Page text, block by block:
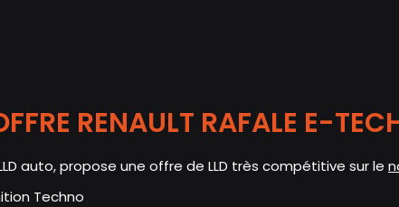
RENAULT RAFALE E-
auto,propose une offre de LLD très compétitive sur le
Techno